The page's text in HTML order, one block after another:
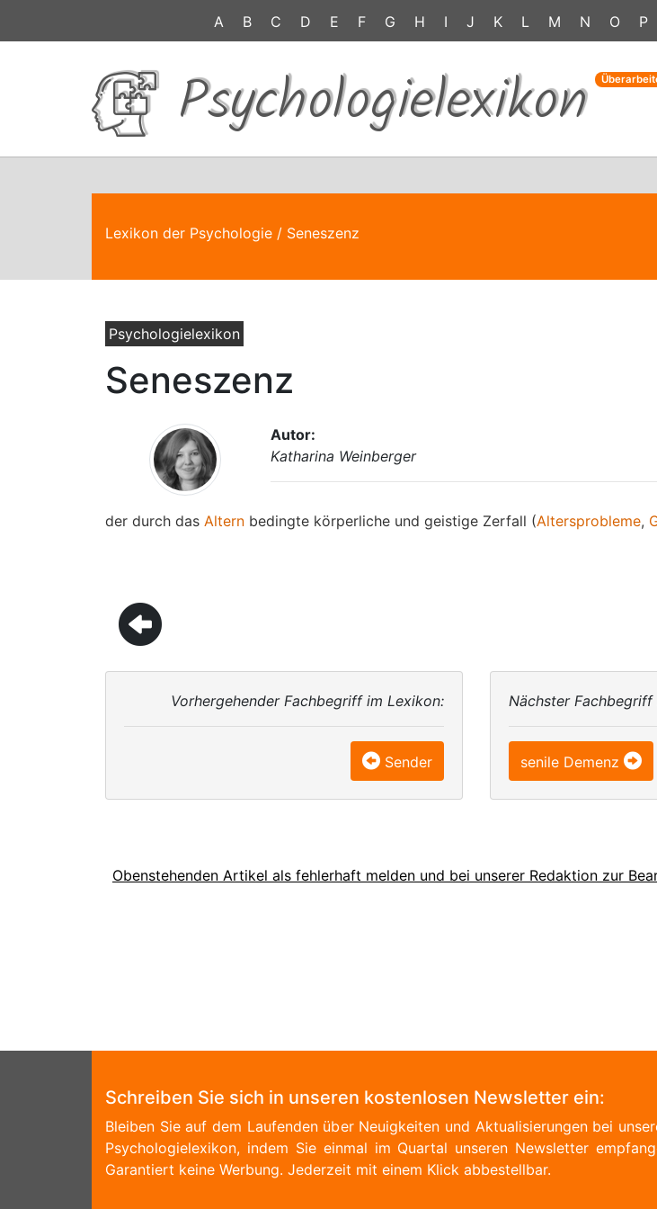
A B C D E F G H I J K L M N O P
Psychologielexikon
Lexikon der Psychologie / Seneszenz
Psychologielexikon
Seneszenz
Autor:
Katharina Weinberger
der durch das Altern bedingte körperliche und geistige Zerfall (Altersprobleme,
Vorhergehender Fachbegriff im Lexikon:
Sender
Nächster Fachbegriff
senile Demenz
Obenstehenden Artikel als fehlerhaft melden und bei unserer Redaktion zur
Schreiben Sie sich in unseren kostenlosen Newsletter ein:
Bleiben Sie auf dem Laufenden über Neuigkeiten und Aktualisierungen bei
Psychologielexikon, indem Sie einmal im Quartal unseren Newsletter
Garantiert keine Werbung. Jederzeit mit einem Klick abbestellbar.